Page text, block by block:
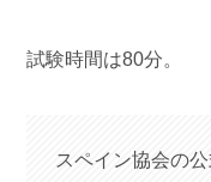
試験時間は80分。
スペイン協会の